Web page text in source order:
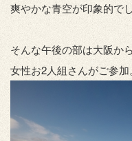
爽やかな青空が印象的でし
そんな午後の部は大阪か
女性お2人組さんがご参加